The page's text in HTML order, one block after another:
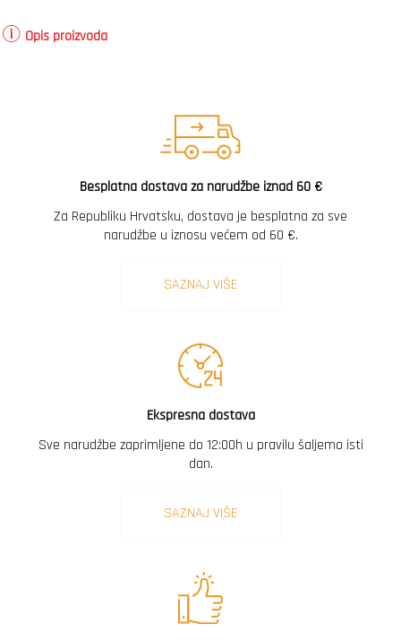
Opis proizvoda
Besplatna dostava za narudžbe iznad 60 €
Za Republiku Hrvatsku, dostava je besplatna za sve
narudžbe u iznosu većem od 60 €.
SAZNAJ VIŠE
Ekspresna dostava
Sve narudžbe zaprimljene do 12:00h u pravilu šaljemo isti
dan.
SAZNAJ VIŠE